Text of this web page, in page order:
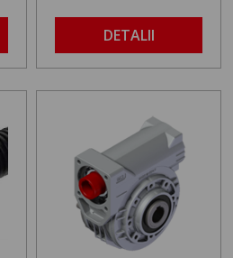
DETALII